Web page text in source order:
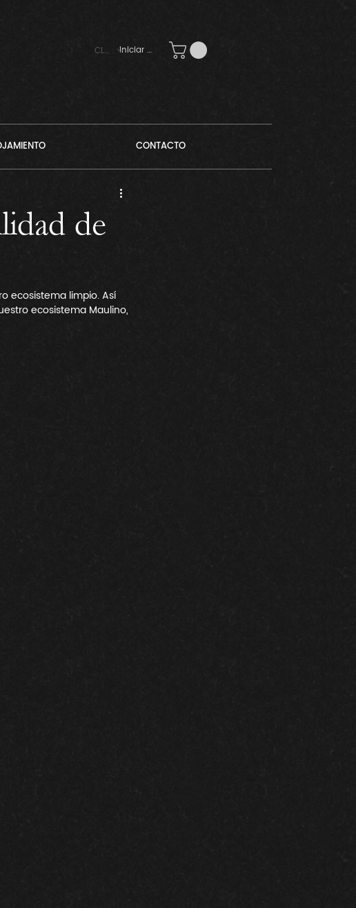
Iniciar sesión
CLP ($)
CONTACTO
de
ecosistema limpio. Así
ecosistema Maulino,